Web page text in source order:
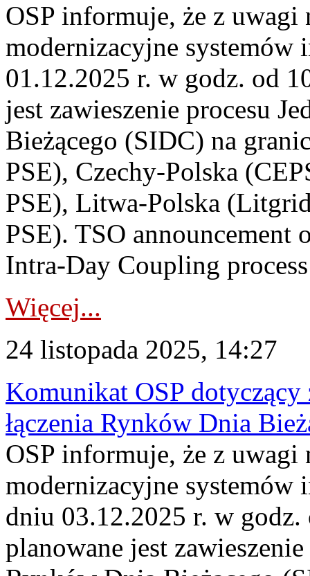
OSP informuje, że z uwagi
modernizacyjne
01.12.2025 r. w godz. od
jest zawieszenie procesu
Bieżącego (SIDC) na
PSE), Czechy-Polska
PSE), Litwa-Polska
PSE). TSO announcement
Intra-Day Coupling
Więcej...
24 listopada 2025, 14:27
Komunikat OSP dotyczący
łączenia Rynków Dnia
OSP informuje, że z uwagi
modernizacyjne
dniu 03.12.2025 r. w
planowane jest